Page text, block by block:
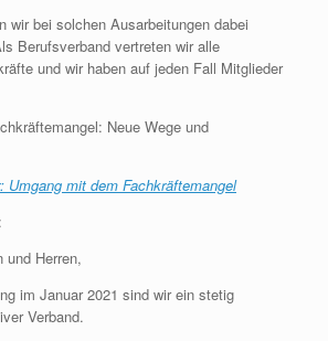
wir bei solchen Ausarbeitungen dabei
Berufsverband vertreten wir alle
und wir haben auf jeden Fall Mitglieder
Neue Wege und
Umgang mit dem Fachkräftemangel
und Herren,
im Januar 2021 sind wir ein stetig
Verband.